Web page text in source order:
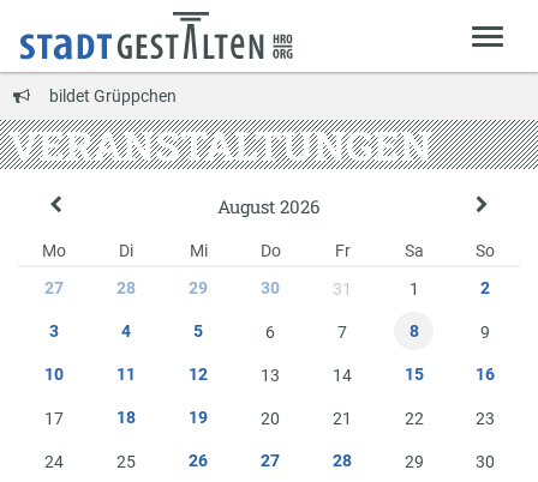
bildet Grüppchen
VERANSTALTUNGEN
August 2026
Mo Di Mi Do Fr Sa
So
27
28 29 30 31 1 2
3 4 5 6 7 8 9
10 11 12 13 14 15 16
17 18 19 20 21 22 23
24 25 26 27 28 29 30